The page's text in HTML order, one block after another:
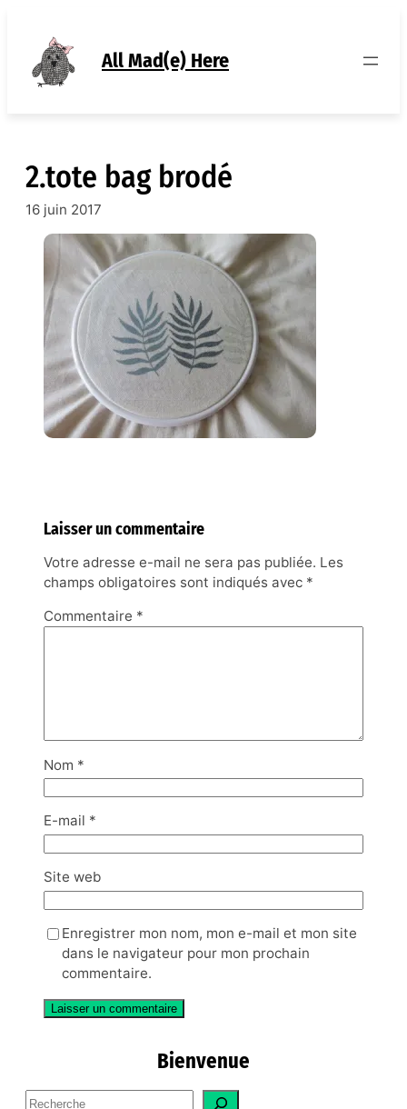
contenu
All Mad(e) Here
2.tote bag brodé
16 juin 2017
Laisser un commentaire
Votre adresse e-mail ne sera pas publiée. Les
champs obligatoires sont indiqués avec *
Commentaire *
Nom *
E-mail *
Site web
Enregistrer mon nom, mon e-mail et mon site
dans le navigateur pour mon prochain
commentaire.
Bienvenue
S